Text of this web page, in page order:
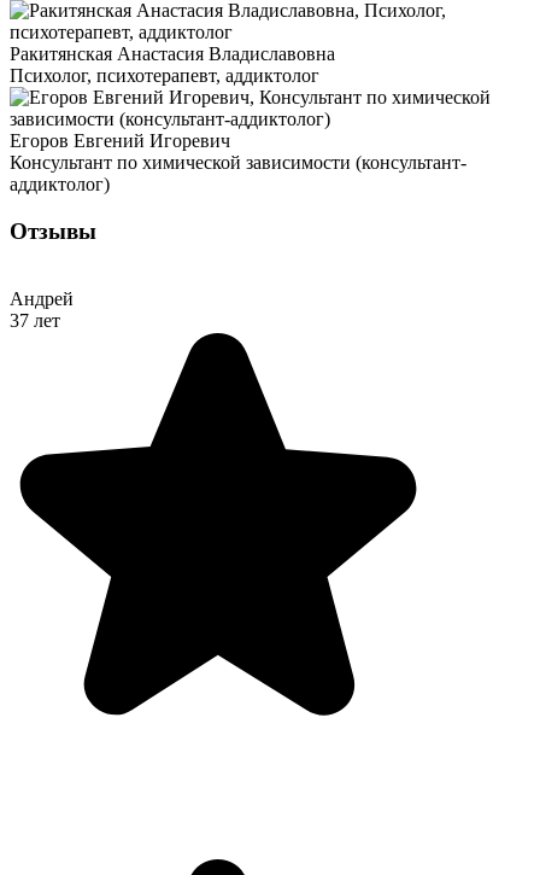
Ракитянская Анастасия Владиславовна
Психолог, психотерапевт, аддиктолог
Егоров Евгений Игоревич
Консультант по химической зависимости (консультант-
аддиктолог)
Отзывы
Андрей
37 лет